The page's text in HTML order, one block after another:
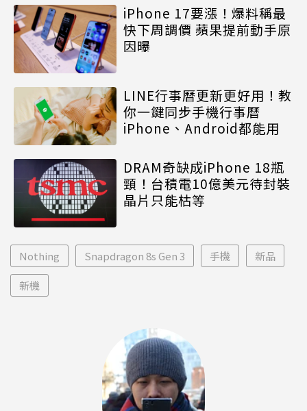
iPhone 17要漲！爆料稱最
快下周調價 蘋果提前動手原
因曝
LINE行事曆更新更好用！教
你一鍵同步手機行事曆
iPhone、Android都能用
DRAM奇缺成iPhone 18瓶
頸！台積電10億美元待封裝
晶片只能枯等
Nothing Snapdragon 8s Gen 3 手機 新品
新機